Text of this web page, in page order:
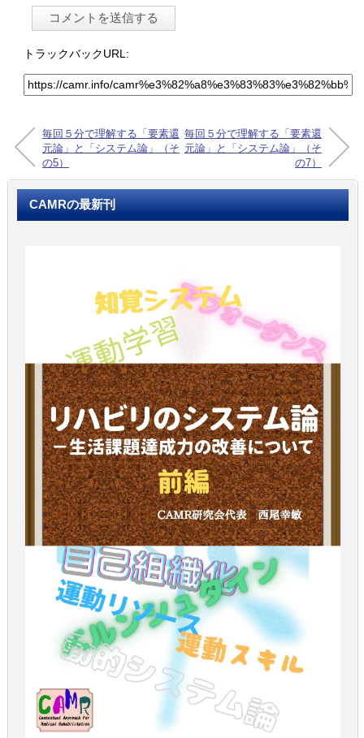
トラックバックURL:
毎回５分で理解する「要素還
元論」と「システム論」（そ
の5）
毎回５分で理解する「要素還
元論」と「システム論」（そ
の7）
CAMRの最新刊